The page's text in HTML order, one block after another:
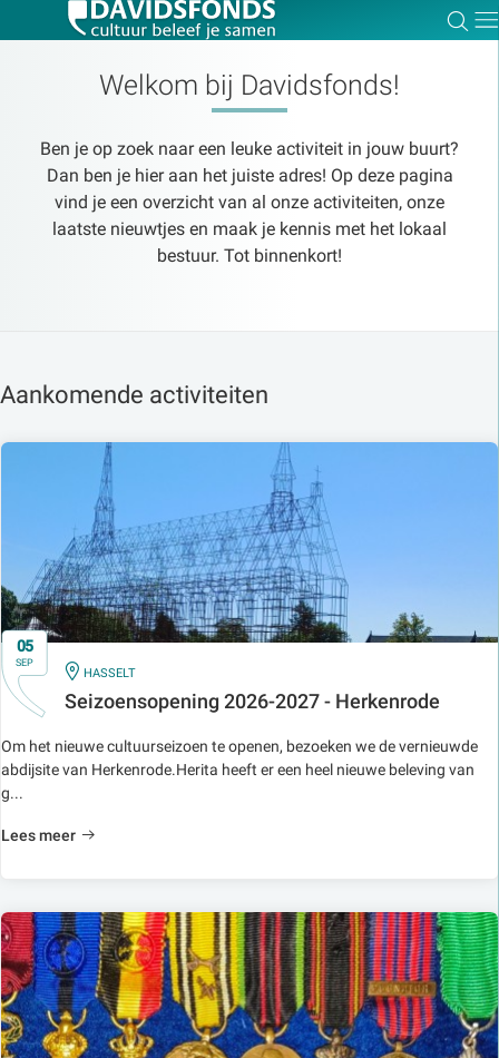
Welkom bij Davidsfonds!
Ben je op zoek naar een leuke activiteit in jouw buurt?
Dan ben je hier aan het juiste adres! Op deze pagina
vind je een overzicht van al onze activiteiten, onze
laatste nieuwtjes en maak je kennis met het lokaal
bestuur. Tot binnenkort!
Aankomende activiteiten
05
SEP
IN
HASSELT
Seizoensopening 2026-2027 - Herkenrode
Om het nieuwe cultuurseizoen te openen, bezoeken we de vernieuwde
abdijsite van Herkenrode.Herita heeft er een heel nieuwe beleving van
g...
Lees meer
Zoeken